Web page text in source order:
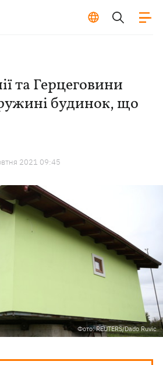
та Герцеговини
будинок, що
2021 09:45
Фото: REUTERS/Dado Ruvic